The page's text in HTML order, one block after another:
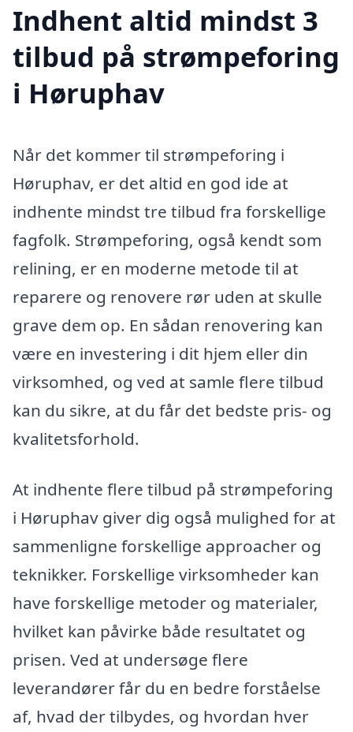
Indhent altid mindst 3
tilbud på strømpeforing
i Høruphav
Når det kommer til strømpeforing i
Høruphav, er det altid en god ide at
indhente mindst tre tilbud fra forskellige
fagfolk. Strømpeforing, også kendt som
relining, er en moderne metode til at
reparere og renovere rør uden at skulle
grave dem op. En sådan renovering kan
være en investering i dit hjem eller din
virksomhed, og ved at samle flere tilbud
kan du sikre, at du får det bedste pris- og
kvalitetsforhold.
At indhente flere tilbud på strømpeforing
i Høruphav giver dig også mulighed for at
sammenligne forskellige approacher og
teknikker. Forskellige virksomheder kan
have forskellige metoder og materialer,
hvilket kan påvirke både resultatet og
prisen. Ved at undersøge flere
leverandører får du en bedre forståelse
af, hvad der tilbydes, og hvordan hver